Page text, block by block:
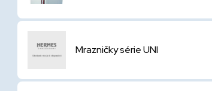
Mrazničky série UNI